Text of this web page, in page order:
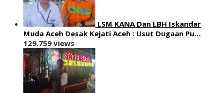
LSM KANA Dan LBH Iskandar
Muda Aceh Desak Kejati Aceh : Usut Dugaan Pu…
129.759 views